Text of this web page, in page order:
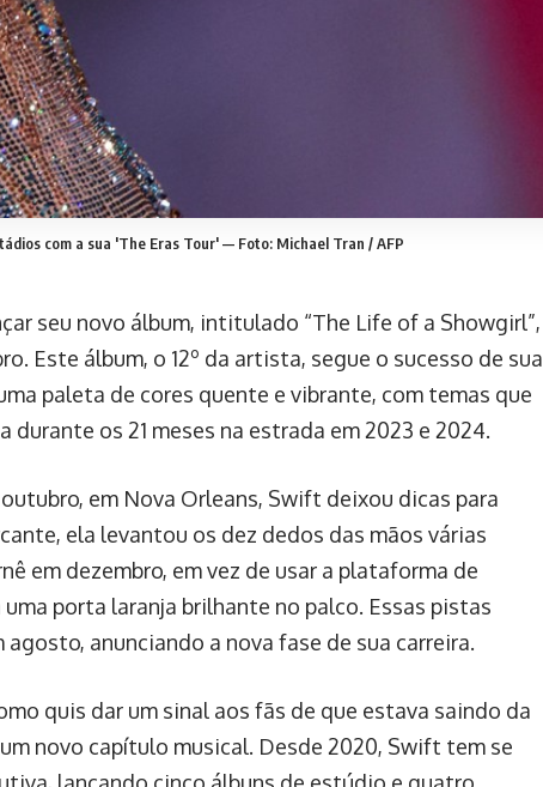
com a sua 'The Eras Tour' — Foto: Michael Tran / AFP
seu novo álbum, intitulado “The Life of a Showgirl”,
Este álbum, o 12º da artista, segue o sucesso de sua
paleta de cores quente e vibrante, com temas que
os 21 meses na estrada em 2023 e 2024.
em Nova Orleans, Swift deixou dicas para
ela levantou os dez dedos das mãos várias
em dezembro, em vez de usar a plataforma de
porta laranja brilhante no palco. Essas pistas
anunciando a nova fase de sua carreira.
quis dar um sinal aos fãs de que estava saindo da
novo capítulo musical. Desde 2020, Swift tem se